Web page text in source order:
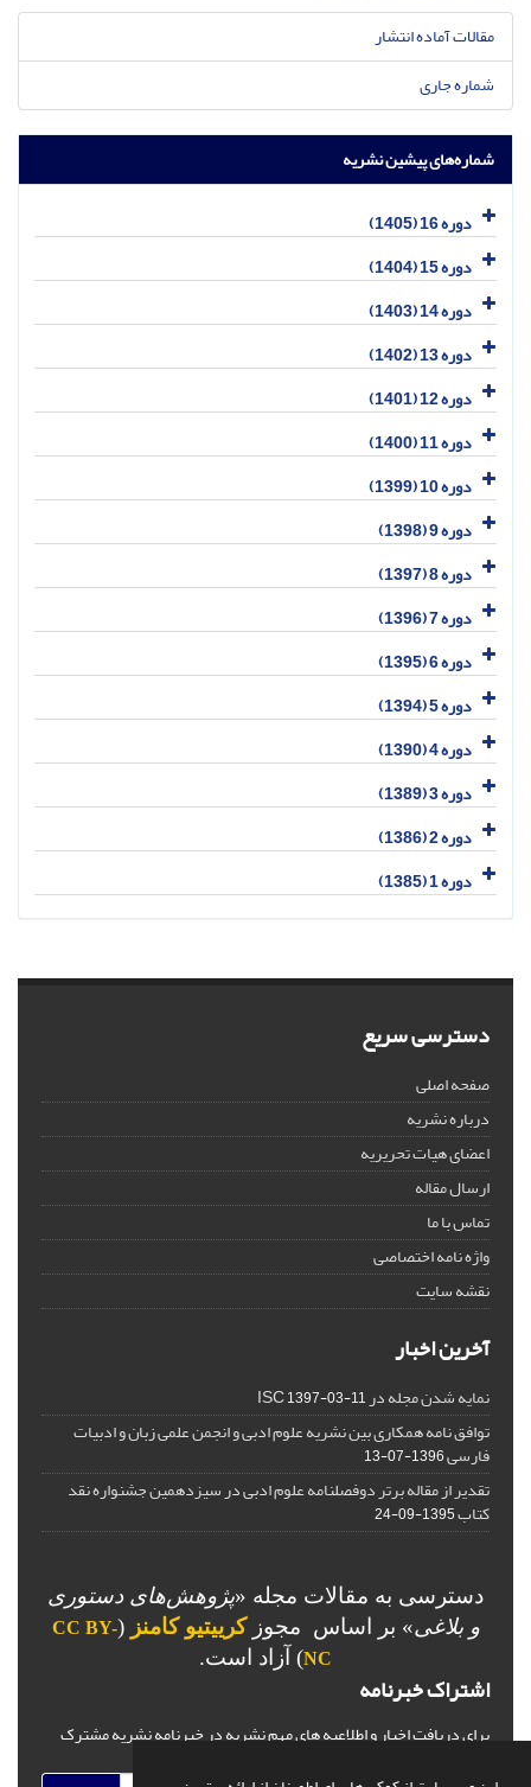
مقالات آماده انتشار
شماره جاری
شماره‌های پیشین نشریه
دوره 16 (1405)
دوره 15 (1404)
دوره 14 (1403)
دوره 13 (1402)
دوره 12 (1401)
دوره 11 (1400)
دوره 10 (1399)
دوره 9 (1398)
دوره 8 (1397)
دوره 7 (1396)
دوره 6 (1395)
دوره 5 (1394)
دوره 4 (1390)
دوره 3 (1389)
دوره 2 (1386)
دوره 1 (1385)
دسترسی سریع
صفحه اصلی
درباره نشریه
اعضای هیات تحریریه
ارسال مقاله
تماس با ما
واژه نامه اختصاصی
نقشه سایت
آخرین اخبار
نمایه شدن مجله در ISC1397-03-11
توافق نامه همکاری بین نشریه علوم ادبی و انجمن علمی زبان و ادبیات
فارسی1396-07-13
تقدیر از مقاله برتر دوفصلنامه علوم ادبی در سیزدهمین جشنواره نقد
کتاب1395-09-24
دسترسی به مقالات مجله «پژوهش‌های دستوری
و بلاغی» بر اساس مجوزکرییتیو کامنز (
CC BY-
NC) آزاد است.
اشتراک خبرنامه
برای دریافت اخبار و اطلاعیه های مهم نشریه در خبرنامه نشریه مشترک